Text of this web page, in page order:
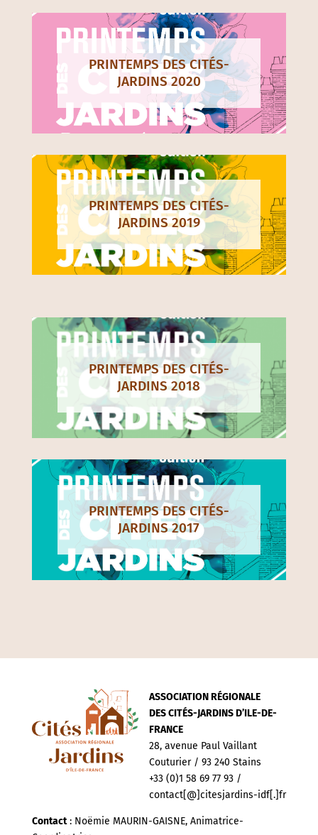
PRINTEMPS DES CITÉS-
JARDINS 2020
PRINTEMPS DES CITÉS-
JARDINS 2019
PRINTEMPS DES CITÉS-
JARDINS 2018
PRINTEMPS DES CITÉS-
JARDINS 2017
ASSOCIATION RÉGIONALE
DES CITÉS-JARDINS D’ILE-DE-
FRANCE
28, avenue Paul Vaillant
Couturier / 93 240 Stains
+33 (0)1 58 69 77 93 /
contact[@]citesjardins-idf[.]fr
Contact: Noëmie MAURIN-GAISNE, Animatrice-